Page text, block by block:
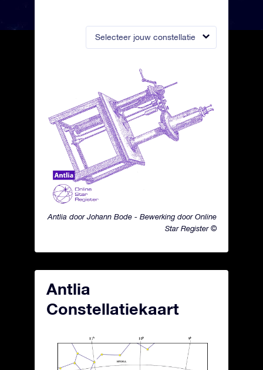
Selecteer jouw constellatie
Antlia door Johann Bode - Bewerking door Online
Star Register ©
Antlia
Constellatiekaart